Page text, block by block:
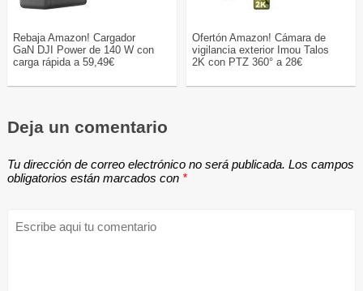
Rebaja Amazon! Cargador
GaN DJI Power de 140 W con
carga rápida a 59,49€
Ofertón Amazon! Cámara de
vigilancia exterior Imou Talos
2K con PTZ 360° a 28€
Deja un comentario
Tu dirección de correo electrónico no será publicada. Los campos
obligatorios están marcados con *